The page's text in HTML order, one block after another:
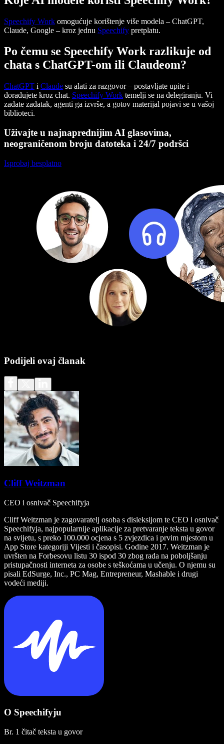
Speechify Work omogućuje korištenje više modela – ChatGPT,
Claude, Google – kroz jednu Speechify pretplatu.
Po čemu se Speechify Work razlikuje od
chata s ChatGPT-om ili Claudeom?
ChatGPT i Claude su alati za razgovor – postavljate upite i
dorađujete kroz chat. Speechify Work temelji se na delegiranju. Vi
zadate zadatak, agenti ga izvrše, a gotov materijal pojavi se u vašoj
biblioteci.
Uživajte u najnaprednijim AI glasovima,
neograničenom broju datoteka i 24/7 podršci
Isprobaj besplatno
Podijeli ovaj članak
Cliff Weitzman
CEO i osnivač Speechifyja
Cliff Weitzman je zagovaratelj osoba s disleksijom te CEO i osnivač
Speechifyja, najpopularnije aplikacije za pretvaranje teksta u govor
na svijetu, s preko 100.000 ocjena s 5 zvjezdica i prvim mjestom u
App Store kategoriji Vijesti i časopisi. Godine 2017. Weitzman je
uvršten na Forbesovu listu 30 ispod 30 zbog rada na poboljšanju
pristupačnosti interneta za osobe s teškoćama u učenju. O njemu su
pisali EdSurge, Inc., PC Mag, Entrepreneur, Mashable i drugi
vodeći mediji.
O Speechifyju
Br. 1 čitač teksta u govor